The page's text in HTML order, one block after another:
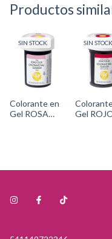
Productos
SIN STOCK
Colorante en
Gel ROSA
SIN STOCK
Gel